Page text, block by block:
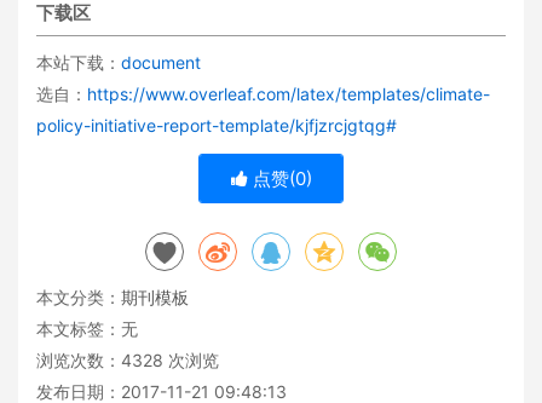
下载区
本站下载： document
选自： https://www.overleaf.com/latex/templates/climate-
policy-initiative-report-template/kjfjzrcjgtqg#
点赞(0)
本文分类： 期刊模板
本文标签：无
浏览次数： 4328 次浏览
发布日期：2017-11-21 09:48:13